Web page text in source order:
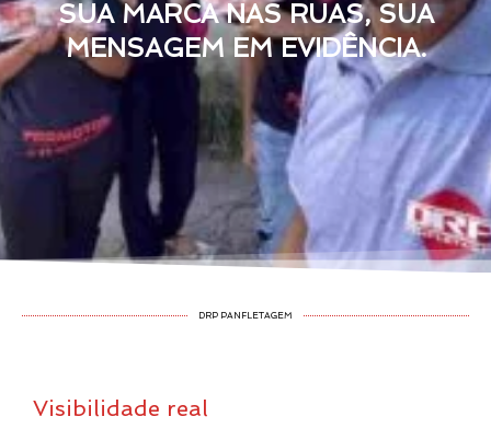
SUA MARCA NAS RUAS, SUA
MENSAGEM EM EVIDÊNCIA.
DRP PANFLETAGEM
Visibilidade real